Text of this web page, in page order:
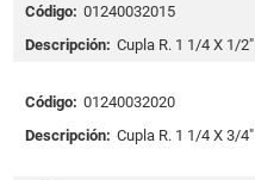
Código: 01240032015
Descripción: Cupla R. 1 1/4 X 1/2"
Código: 01240032020
Descripción: Cupla R. 1 1/4 X 3/4"